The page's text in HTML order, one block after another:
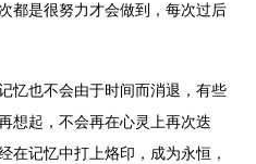
都是很努力才会做到，每次过后
也不会由于时间而消退，有些
想起，不会再在心灵上再次迭
在记忆中打上烙印，成为永恒，